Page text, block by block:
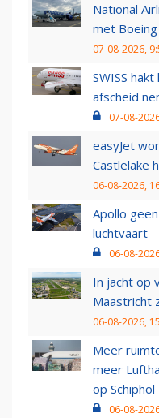
National
met
07-08-2026,
SWISS
afscheid
07-08-
easyJet
Castlelake
06-08-2026,
Apollo
luchtvaart
06-08-
In jacht op
Maastricht
06-08-2026,
Meer
meer
op Schiphol
06-08-